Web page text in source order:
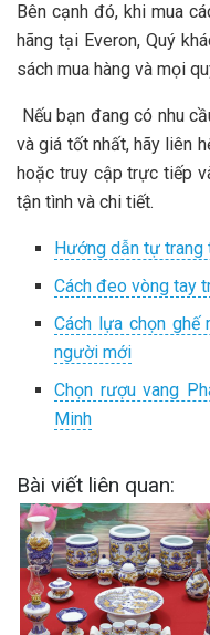
Bên cạnh đó, khi mua
hãng tại Everon, Quý
sách mua hàng và mọi
Nếu bạn đang có nhu
và giá tốt nhất, hãy liên
hoặc truy cập trực tiếp
tận tình và chi tiết.
Hướng dẫn tự
Cách đeo vòng tay
Cách lựa chọn ghế
người mới
Chọn rượu vang
Minh
Bài viết liên quan: